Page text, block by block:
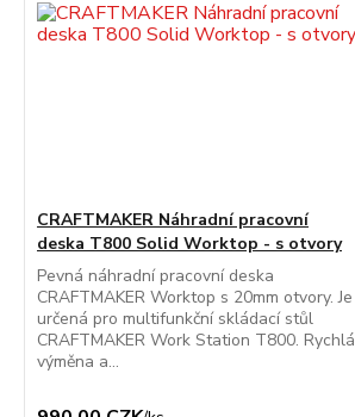
CRAFTMAKER Náhradní pracovní
deska T800 Solid Worktop - s otvory
Pevná náhradní pracovní deska
CRAFTMAKER Worktop s 20mm otvory. Je
určená pro multifunkční skládací stůl
CRAFTMAKER Work Station T800. Rychlá
výměna a...